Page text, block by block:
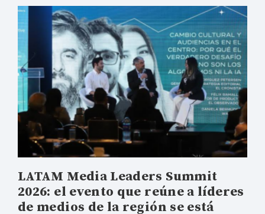
LATAM Media Leaders Summit
2026: el evento que reúne a líderes
de medios de la región se está